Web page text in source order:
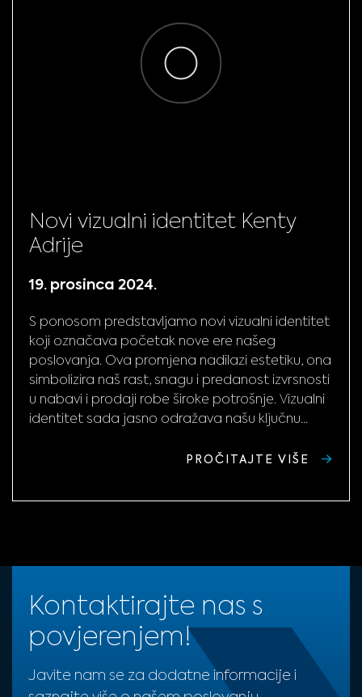
Novi vizualni identitet Kenty
Adrije
19. prosinca 2024.
S ponosom predstavljamo novi vizualni identitet
koji označava početak nove ere našeg
poslovanja. Ova promjena nadilazi estetiku, ona
simbolizira naš rast, snagu i predanost izvrsnosti
u nabavi i prodaji robe široke potrošnje. Vizualni
identitet sada jasno odražava našu ključnu...
PROČITAJTE VIŠE
Kontaktirajte nas s
povjerenjem!
Javite nam se za dodatne informacije i